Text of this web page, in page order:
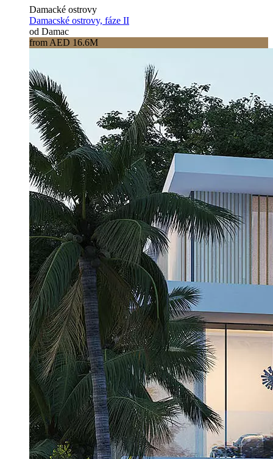
Damacké ostrovy
Damacské ostrovy, fáze II
od Damac
from AED 16.6M